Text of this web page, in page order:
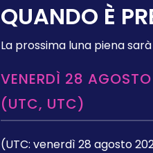
QUANDO È
La prossima luna piena
VENERDÌ 28
(UTC, UTC)
(UTC: venerdì 28 agosto